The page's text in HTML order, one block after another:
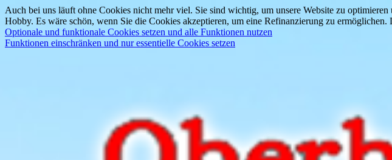
Auch bei uns läuft ohne Cookies nicht mehr viel. Sie sind wichtig, um unsere Website zu
Hobby. Es wäre schön, wenn Sie die Cookies akzeptieren, um eine Refinanzierung zu
Optionale und funktionale Cookies setzen und alle Funktionen nutzen
Funktionen einschränken und nur essentielle Cookies setzen